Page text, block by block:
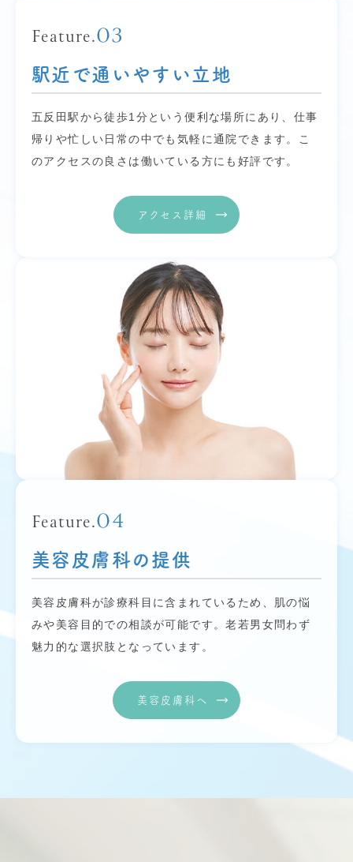
Feature.03
駅近で通いやすい立地
五反田駅から徒歩1分という便利な場所にあり、仕事
帰りや忙しい日常の中でも気軽に通院できます。こ
のアクセスの良さは働いている方にも好評です。
アクセス詳細
Feature.04
美容皮膚科の提供
美容皮膚科が診療科目に含まれているため、肌の悩
みや美容目的での相談が可能です。老若男女問わず
魅力的な選択肢となっています。
美容皮膚科へ